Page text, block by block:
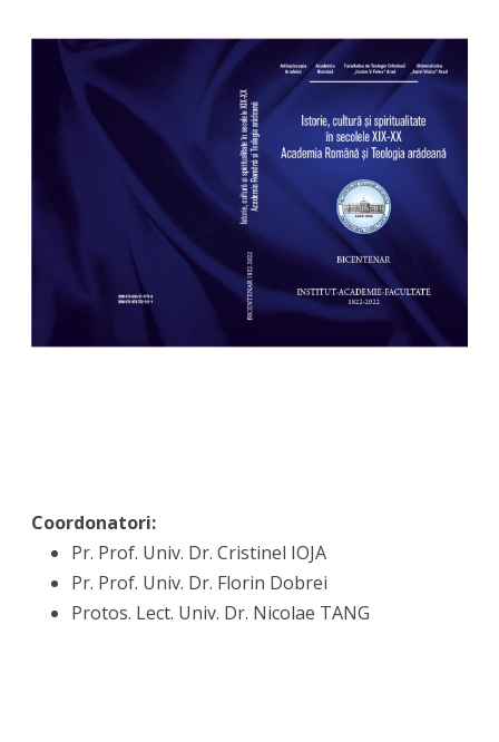
Coordonatori:
Pr. Prof. Univ. Dr. Cristinel IOJA
Pr. Prof. Univ. Dr. Florin Dobrei
Protos. Lect. Univ. Dr. Nicolae TANG